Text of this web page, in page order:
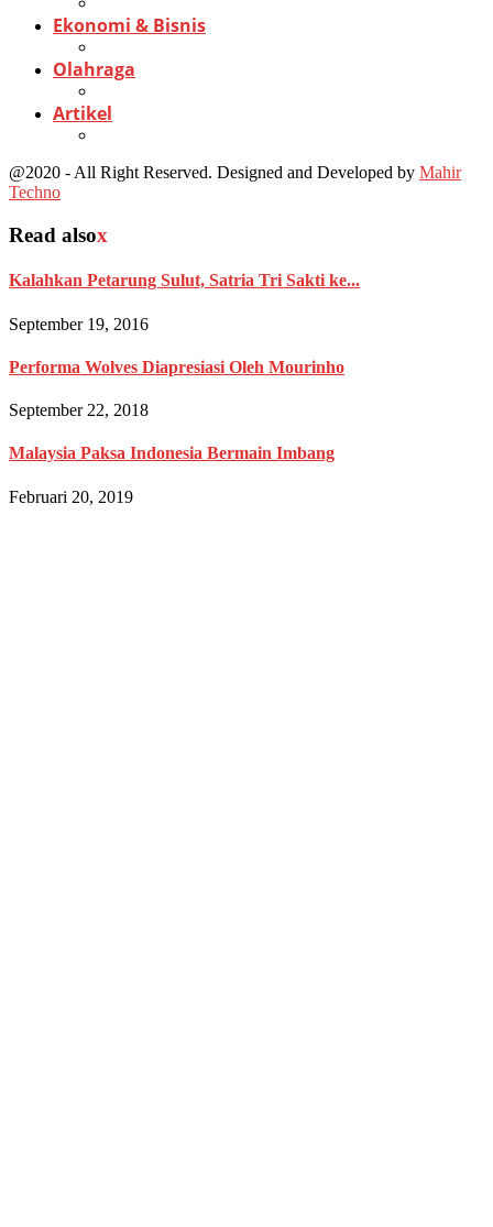
Ekonomi & Bisnis
Olahraga
Artikel
@2020 - All Right Reserved. Designed and Developed by Mahir
Techno
Read alsox
Kalahkan Petarung Sulut, Satria Tri Sakti ke...
September 19, 2016
Performa Wolves Diapresiasi Oleh Mourinho
September 22, 2018
Malaysia Paksa Indonesia Bermain Imbang
Februari 20, 2019